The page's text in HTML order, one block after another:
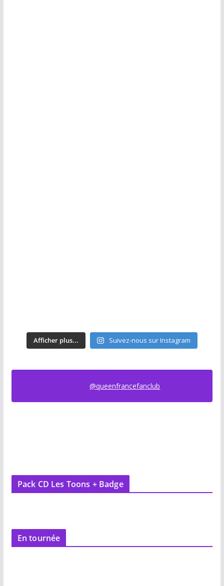
Afficher plus... Suivez-nous sur Instagram
@queenfrancefanclub
Pack CD Les Toons + Badge
En tournée